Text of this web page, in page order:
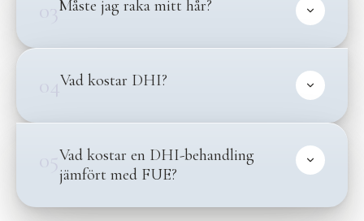
03Måste jag raka mitt hår?
04Vad kostar DHI?
05Vad kostar en DHI-behandling
jämfört med FUE?